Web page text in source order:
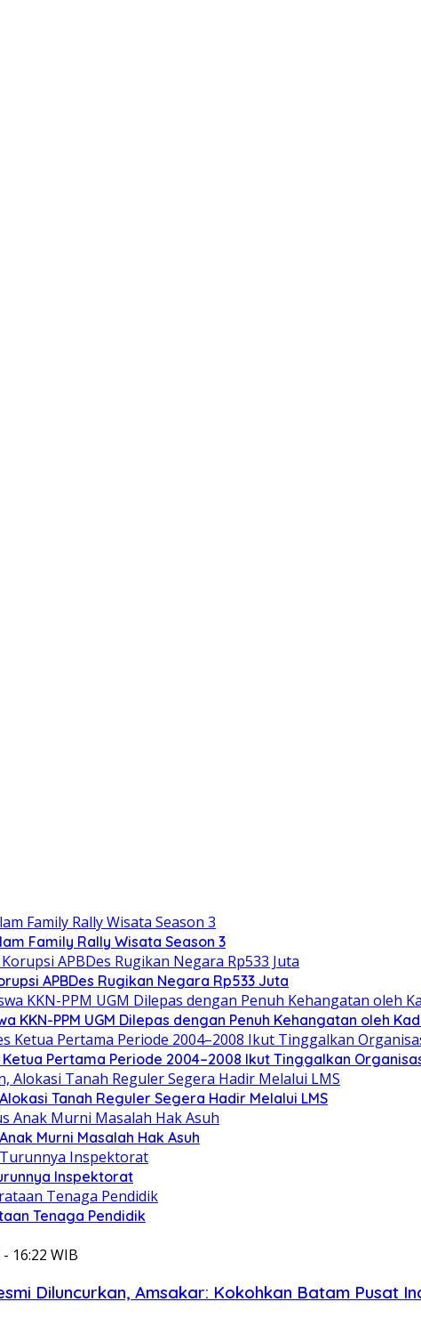
Family Rally Wisata Season 3
APBDes Rugikan Negara Rp533 Juta
KKN-PPM UGM Dilepas dengan Penuh Kehangatan oleh
Pertama Periode 2004–2008 Ikut Tinggalkan
Tanah Reguler Segera Hadir Melalui LMS
Murni Masalah Hak Asuh
Inspektorat
Tenaga Pendidik
16:22 WIB
Diluncurkan, Amsakar: Kokohkan Batam Pusat